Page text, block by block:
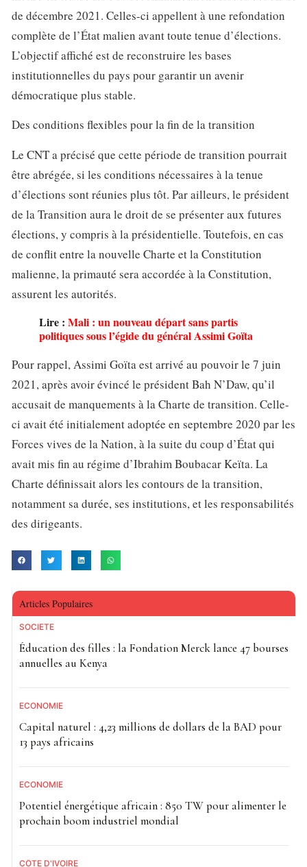
de décembre 2021. Celles-ci appellent à une refondation
complète de l’État malien avant toute tenue d’élections.
L’objectif affiché est de reconstruire les bases
institutionnelles du pays pour garantir un avenir
démocratique plus stable.
Des conditions flexibles pour la fin de la transition
Le CNT a précisé que cette période de transition pourrait
être abrégée, si les conditions nécessaires à la tenue
d’élections sont réunies plus tôt. Par ailleurs, le président
de la Transition aura le droit de se présenter aux futures
élections, y compris à la présidentielle. Toutefois, en cas
de conflit entre la nouvelle Charte et la Constitution
malienne, la primauté sera accordée à la Constitution,
assurent les autorités.
Lire : Mali : un nouveau départ sans partis
politiques sous l’égide du général Assimi Goïta
Pour rappel, Assimi Goïta est arrivé au pouvoir le 7 juin
2021, après avoir évincé le président Bah N’Daw, qu’il
accusait de manquements à la Charte de transition. Celle-
ci avait été initialement adoptée en septembre 2020 par les
Forces vives de la Nation, à la suite du coup d’État qui
avait mis fin au régime d’Ibrahim Boubacar Keïta. La
Charte définissait alors les contours de la transition,
notamment sa durée, ses institutions, et les responsabilités
des dirigeants.
Articles Populaires
SOCIETE
Éducation des filles : la Fondation Merck lance 47 bourses
annuelles au Kenya
ECONOMIE
Capital naturel : 4,23 millions de dollars de la BAD pour
13 pays africains
ECONOMIE
Potentiel énergétique africain : 850 TW pour alimenter le
prochain boom industriel mondial
CÔTE D'IVOIRE